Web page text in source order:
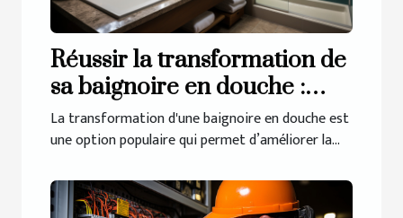
Réussir la transformation de
sa baignoire en douche :
comment procéder pour y
arriver ?
La transformation d'une baignoire en douche est
une option populaire qui permet d’améliorer la...